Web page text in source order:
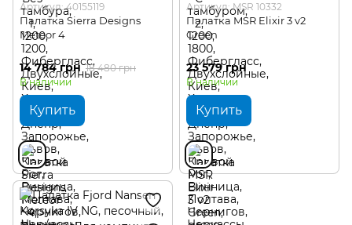
Артикул: 40155119
Палатка Sierra Designs
Meteor 4
14 784 грн 18 480 грн
В наличии
Купить
Артикул: MSR 10332
Палатка MSR Elixir 3 v2
Green
23 579 грн
В наличии
Купить